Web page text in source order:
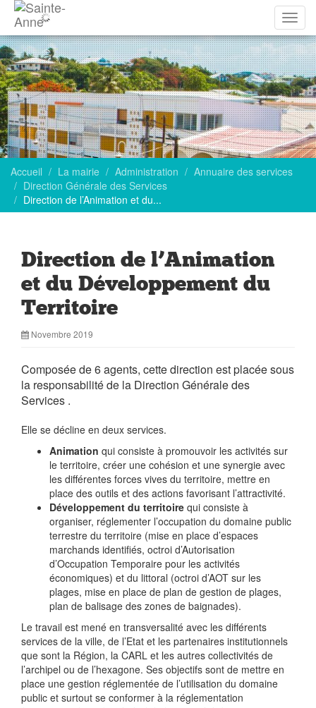
la
Accueil La mairie Administration
Annuaire des services
Direction Générale des Services
Direction de l’Animation et du...
Direction de l’Animation
et du Développement du
Territoire
Novembre 2019
Composée de 6 agents, cette direction est placée sous
la responsabilité de la Direction Générale des
Services .
Elle se décline en deux services.
Animation qui consiste à promouvoir les activités sur
le territoire, créer une cohésion et une synergie avec
les différentes forces vives du territoire, mettre en
place des outils et des actions favorisant l’attractivité.
Développement du territoire qui consiste à
organiser, réglementer l’occupation du domaine public
terrestre du territoire (mise en place d’espaces
marchands identifiés, octroi d’Autorisation
d’Occupation Temporaire pour les activités
économiques) et du littoral (octroi d’AOT sur les
plages, mise en place de plan de gestion de plages,
plan de balisage des zones de baignades).
Le travail est mené en transversalité avec les différents
services de la ville, de l’Etat et les partenaires institutionnels
que sont la Région, la CARL et les autres collectivités de
l’archipel ou de l’hexagone. Ses objectifs sont de mettre en
place une gestion réglementée de l’utilisation du domaine
public et surtout se conformer à la réglementation